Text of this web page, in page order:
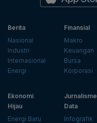
Berita
Nasional
Industri
Internasional
Energi
Finansial
Makro
Keuangan
Bursa
Korporasi
Ekonomi
Hijau
Energi Baru
Jurnalisme
Data
Infografik